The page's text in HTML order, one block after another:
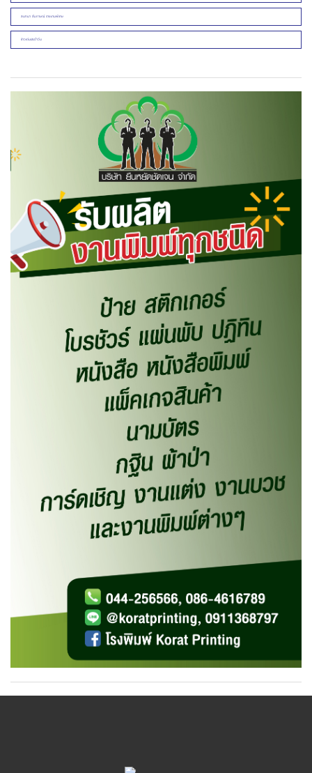
สนทนา สัมภาษณ์ รายงานพิเศษ
ข่าวเด่นประจำวัน